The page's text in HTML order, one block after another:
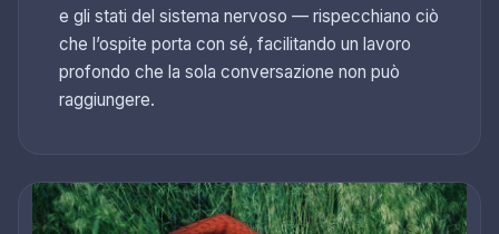
e gli stati del sistema nervoso — rispecchiano ciò
che l’ospite porta con sé, facilitando un lavoro
profondo che la sola conversazione non può
raggiungere.